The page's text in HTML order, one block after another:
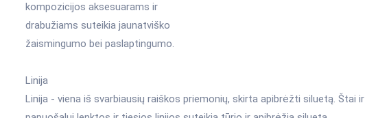
kompozicijos aksesuarams ir
drabužiams suteikia jaunatviško
žaismingumo bei paslaptingumo.
Linija
Linija - viena iš svarbiausių raiškos priemonių, skirta apibrėžti siluetą. Štai